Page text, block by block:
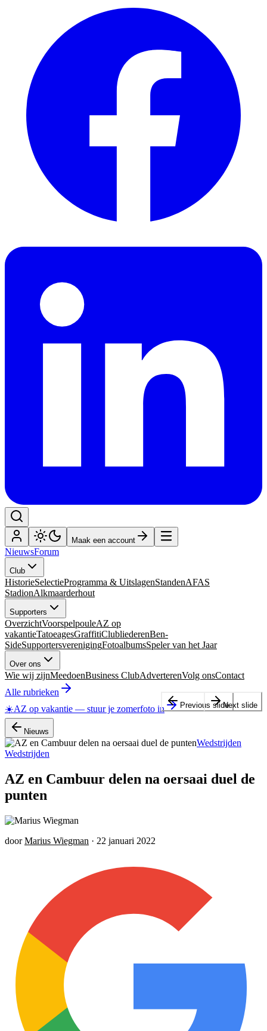
Maak een account
NieuwsForum
Club
HistorieSelectieProgramma & UitslagenStandenAFAS
StadionAlkmaarderhout
Supporters
OverzichtVoorspelpouleAZ op
vakantieTatoeagesGraffitiClubliederenBen-
SideSupportersverenigingFotoalbumsSpeler van het Jaar
Over ons
Wie wij zijnMeedoenBusiness ClubAdverterenVolg onsContact
Alle rubrieken
☀️AZ op vakantie — stuur je zomerfoto in
Nieuws
Wedstrijden
Wedstrijden
AZ en Cambuur delen na oersaai duel de
punten
door Marius Wiegman · 22 januari 2022
Previous slideNext slide